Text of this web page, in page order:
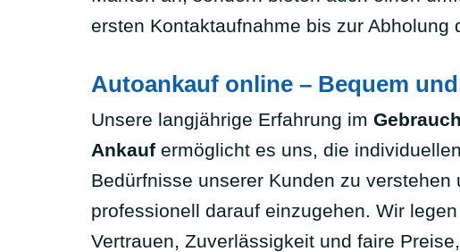
ersten Kontaktaufnahme bis zur Abholung
Autoankauf online – Bequem
Unsere langjährige Erfahrung im
Ankauf ermöglicht es uns, die individuellen
Bedürfnisse unserer Kunden zu verstehen
professionell darauf einzugehen. Wir
Vertrauen, Zuverlässigkeit und faire